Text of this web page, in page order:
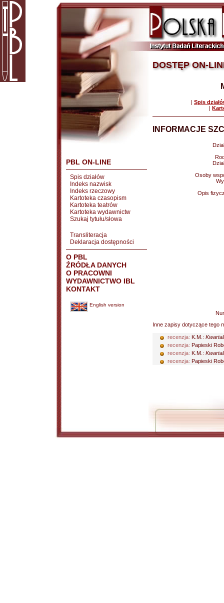
PBL ON-LINE
Spis działów
Indeks nazwisk
Indeks rzeczowy
Kartoteka czasopism
Kartoteka teatrów
Kartoteka wydawnictw
Szukaj tytułu/słowa
Transliteracja
Deklaracja dostępności
O PBL
ŹRÓDŁA DANYCH
O PRACOWNI
WYDAWNICTWO IBL
KONTAKT
English version
DOSTĘP ON-
| Spis
|
INFORMACJE
Osoby
Opis
Inne zapisy dotyczące tego
recenzja: K.M.:
recenzja: Papieski
recenzja: K.M.:
recenzja: Papieski